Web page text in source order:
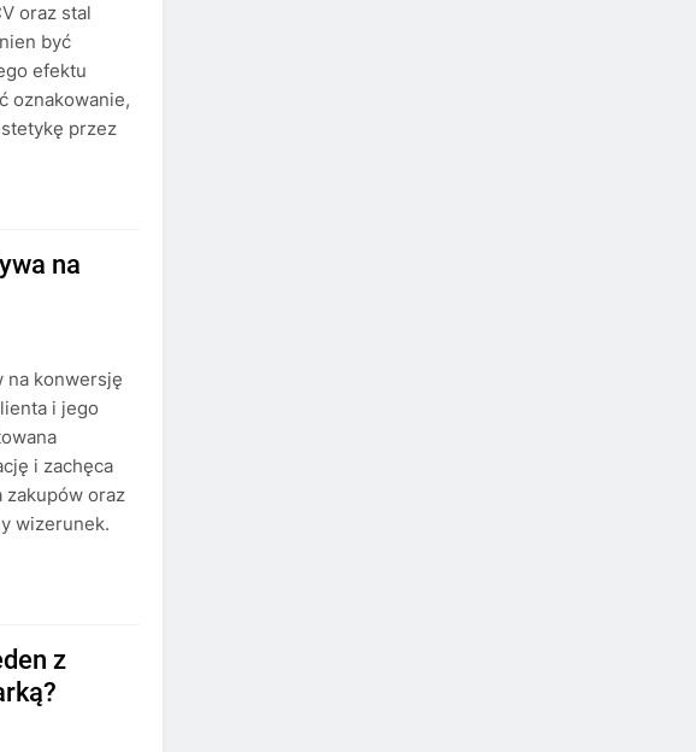
oraz stal
być
efektu
oznakowanie,
przez
na
na konwersję
i jego
i zachęca
zakupów oraz
wizerunek.
z